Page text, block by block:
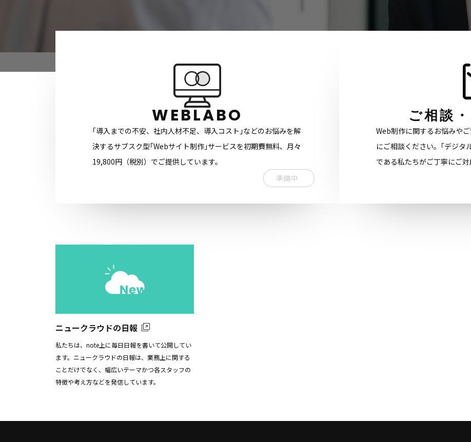
WEBLABO
｢導入までの不安、社内人材不足、導入コスト｣などのお悩みを解
決するサブスク型｢Webサイト制作｣サービスを初期費無料、月々
19,800円（税別）でご提供しています。
準備中
ご相談
Web制作に関するお悩みや
にご相談ください。｢デジタ
である私たちがご丁寧にご対
ニュークラウドの日報
私たちは、note上に毎日日報を書いて公開してい
ます。ニュークラウドの日報は、業務上に関する
ことだけでなく、幅広いテーマかつ各スタッフの
特徴や考え方などを発信しています。